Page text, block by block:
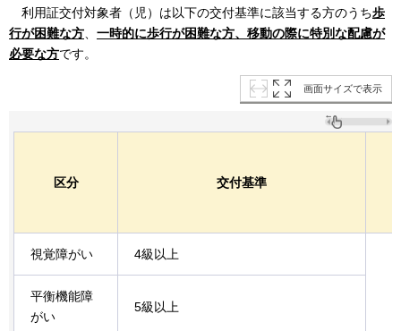
利用証交付対象者（児）は以下の交付基準に該当する方のうち歩
行が困難な方、 一時的に歩行が困難な方、移動の際に特別な配慮が
必要な方です。
画面サイズで表示
区分 交付基準
視覚障がい 4級以上
平衡機能障
がい
5級以上